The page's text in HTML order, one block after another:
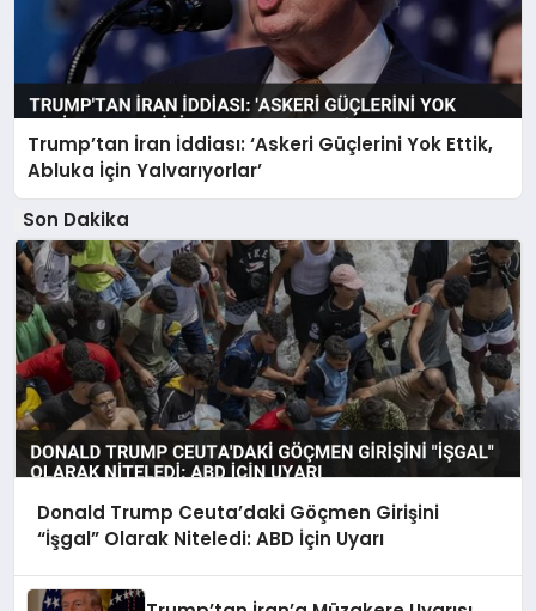
Trump’tan İran İddiası: ‘Askeri Güçlerini Yok Ettik,
Abluka İçin Yalvarıyorlar’
Son Dakika
Donald Trump Ceuta’daki Göçmen Girişini
“İşgal” Olarak Niteledi: ABD İçin Uyarı